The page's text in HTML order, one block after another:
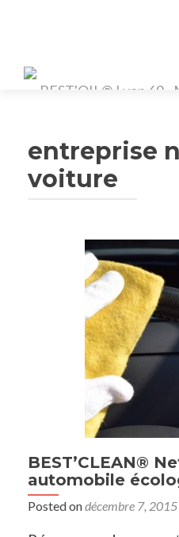
entreprise
voiture
BEST’CLEAN®
automobile
Posted ondécembre 7, 2015